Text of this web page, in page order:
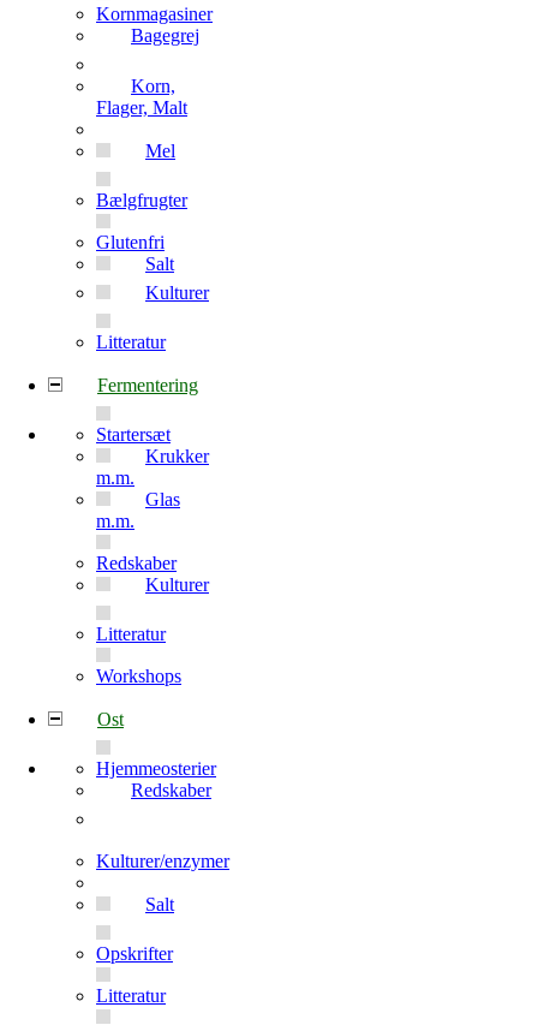
Kornmagasiner
Bagegrej
Korn,
Flager, Malt
Mel
Bælgfrugter
Glutenfri
Salt
Kulturer
Litteratur
Fermentering
Startersæt
Krukker
m.m.
Glas
m.m.
Redskaber
Kulturer
Litteratur
Workshops
Ost
Hjemmeosterier
Redskaber
Kulturer/enzymer
Salt
Opskrifter
Litteratur